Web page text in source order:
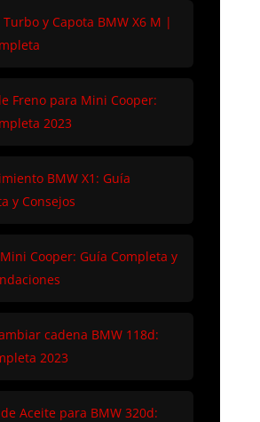
y Capota BMW X6 M |
Freno para Mini Cooper:
2023
BMW X1: Guía
y Consejos
Cooper: Guía Completa y
cadena BMW 118d:
2023
Aceite para BMW 320d: